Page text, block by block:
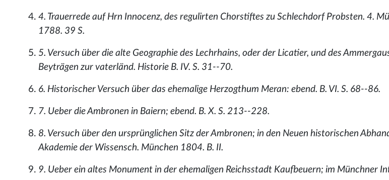
4. Trauerrede auf Hrn Innocenz, des regulirten Chorstiftes zu Schlechdorf Probsten. 4.
1788. 39 S.
5. Versuch über die alte Geographie des Lechrhains, oder der Licatier, und des
Beyträgen zur vaterländ. Historie B. IV. S. 31--70.
6. Historischer Versuch über das ehemalige Herzogthum Meran: ebend. B. VI. S. 68--86.
7. Ueber die Ambronen in Baiern; ebend. B. X. S. 213--228.
8. Versuch über den ursprünglichen Sitz der Ambronen; in den Neuen historischen
Akademie der Wissensch. München 1804. B. II.
9. Ueber ein altes Monument in der ehemaligen Reichsstadt Kaufbeuern; im Münchner